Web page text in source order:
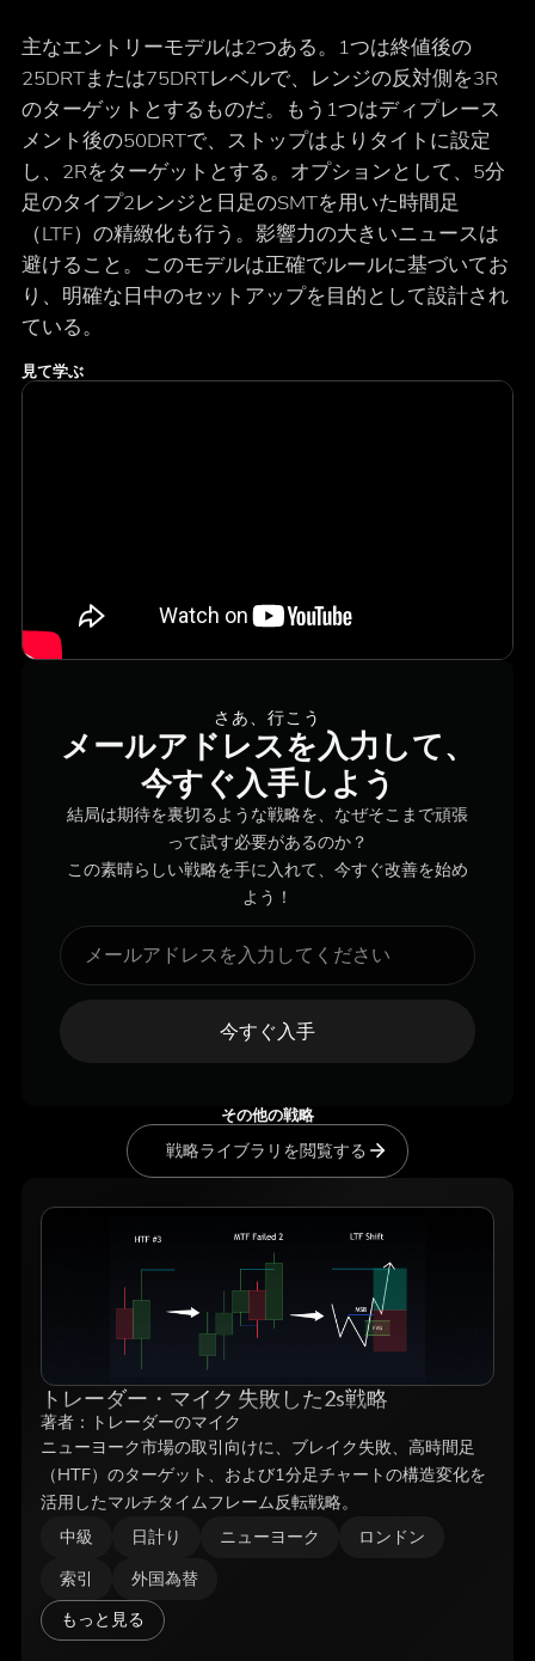
主なエントリーモデルは2つある。1つは終値後の
25DRTまたは75DRTレベルで、レンジの反対側を3R
のターゲットとするものだ。もう1つはディプレース
メント後の50DRTで、ストップはよりタイトに設定
し、2Rをターゲットとする。オプションとして、5分
足のタイプ2レンジと日足のSMTを用いた時間足
（LTF）の精緻化も行う。影響力の大きいニュースは
避けること。このモデルは正確でルールに基づいてお
り、明確な日中のセットアップを目的として設計され
ている。
見て学ぶ
さあ、行こう
メールアドレスを入力して、
今すぐ入手しよう
結局は期待を裏切るような戦略を、なぜそこまで頑張
って試す必要があるのか？
この素晴らしい戦略を手に入れて、今すぐ改善を始め
よう！
今すぐ入手
その他の戦略
戦略ライブラリを閲覧する
トレーダー・マイク 失敗した2s戦略
著者： トレーダーのマイク
ニューヨーク市場の取引向けに、ブレイク失敗、高時間足
（HTF）のターゲット、および1分足チャートの構造変化を
活用したマルチタイムフレーム反転戦略。
中級 日計り ニューヨーク
ロンドン
索引
外国為替
もっと見る